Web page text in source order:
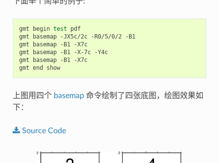
gmt begin test
pdf
gmt
basemap -JX5c/2c -R0/5/0/2
-B1
gmt
basemap -B1
-X7c
gmt
basemap -B1 -X-7c
-Y4c
gmt
basemap -B1
-X7c
gmt end show
上图用四个 basemap命令绘制了四张底图，绘图效果如
下：
Source Code